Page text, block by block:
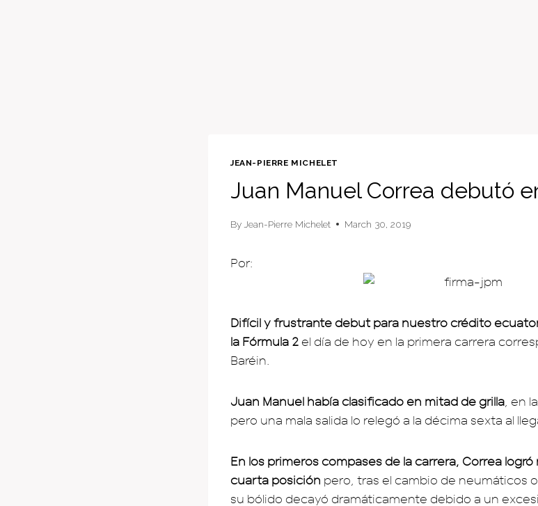
JEAN-PIERRE MICHELET
Juan Manuel Correa debutó
By Jean-Pierre Michelet March 30, 2019
Por:
Difícil y frustrante debut para nuestro crédito
la Fórmula 2 el día de hoy en la primera carrera
Baréin.
Juan Manuel había clasificado en mitad de grilla , en
pero una mala salida lo relegó a la décima sexta al
En los primeros compases de la carrera, Correa
cuarta posición pero, tras el cambio de neumáticos
su bólido decayó dramáticamente debido a un